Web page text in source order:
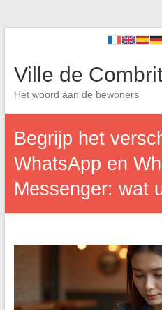
Ville de Combrit
Het woord aan de bewoners
Begrijp het
WhatsApp en
Messenger: wat